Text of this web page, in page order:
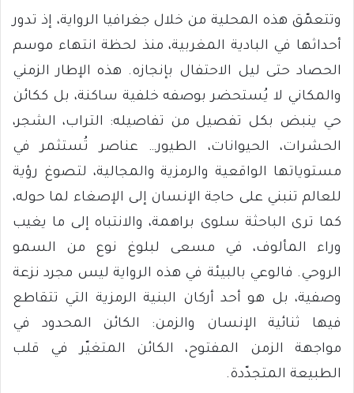
وتتعمّق هذه المحلية من خلال جغرافيا الرواية، إذ تدور
أحداثها في البادية المغربية، منذ لحظة انتهاء موسم
الحصاد حتى ليل الاحتفال بإنجازه. هذه الإطار الزمني
والمكاني لا يُستحضر بوصفه خلفية ساكنة، بل ككائن
حي ينبض بكل تفصيل من تفاصيله: التراب، الشجر،
الحشرات، الحيوانات، الطيور… عناصر تُستثمر في
مستوياتها الواقعية والرمزية والمجالية، لتصوغ رؤية
للعالم تنبني على حاجة الإنسان إلى الإصغاء لما حوله،
كما ترى الباحثة سلوى براهمة، والانتباه إلى ما يغيب
وراء المألوف، في مسعى لبلوغ نوع من السمو
الروحي. فالوعي بالبيئة في هذه الرواية ليس مجرد نزعة
وصفية، بل هو أحد أركان البنية الرمزية التي تتقاطع
فيها ثنائية الإنسان والزمن: الكائن المحدود في
مواجهة الزمن المفتوح، الكائن المتغيّر في قلب
الطبيعة المتجدّدة.